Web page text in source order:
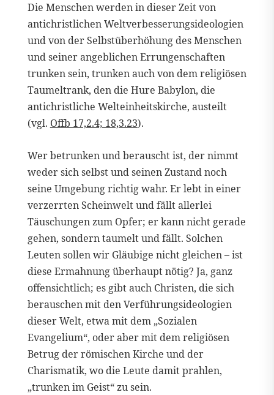
Die Menschen werden in dieser Zeit von
antichristlichen Weltverbesserungsideologien
und von der Selbstüberhöhung des Menschen
und seiner angeblichen Errungenschaften
trunken sein, trunken auch von dem religiösen
Taumeltrank, den die Hure Babylon, die
antichristliche Welteinheitskirche, austeilt
(vgl. Offb 17,2.4; 18,3.23).
Wer betrunken und berauscht ist, der nimmt
weder sich selbst und seinen Zustand noch
seine Umgebung richtig wahr. Er lebt in einer
verzerrten Scheinwelt und fällt allerlei
Täuschungen zum Opfer; er kann nicht gerade
gehen, sondern taumelt und fällt. Solchen
Leuten sollen wir Gläubige nicht gleichen – ist
diese Ermahnung überhaupt nötig? Ja, ganz
offensichtlich; es gibt auch Christen, die sich
berauschen mit den Verführungsideologien
dieser Welt, etwa mit dem „Sozialen
Evangelium“, oder aber mit dem religiösen
Betrug der römischen Kirche und der
Charismatik, wo die Leute damit prahlen,
„trunken im Geist“ zu sein.